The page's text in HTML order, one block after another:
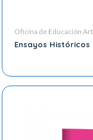
Oficina de Educación
Ensayos